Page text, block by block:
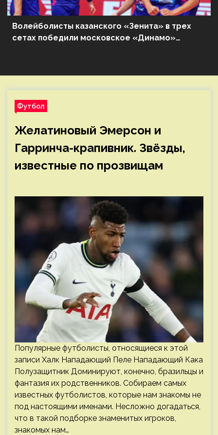
Волейболисты казанского «Зенита» в трех
сетах победили московское «Динамо»
Футбол
Желатиновый Эмерсон и
Гарринча-крапивник. Звёзды,
известные по прозвищам
Популярные футболисты, относящиеся к этой
записи Халк Нападающий Пеле Нападающий Кака
Полузащитник Доминируют, конечно, бразильцы и
фантазия их родственников. Собираем самых
известных футболистов, которые нам знакомы не
под настоящими именами. Несложно догадаться,
что в такой подборке знаменитых игроков,
знакомых нам…